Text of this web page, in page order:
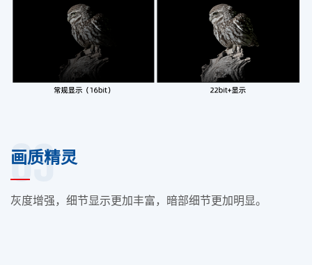
画质精灵
03
灰度增强，细节显示更加丰富，暗部细节更加明显。